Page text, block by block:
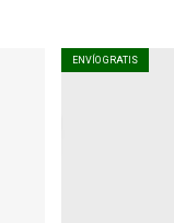
ENVÍO GRATIS